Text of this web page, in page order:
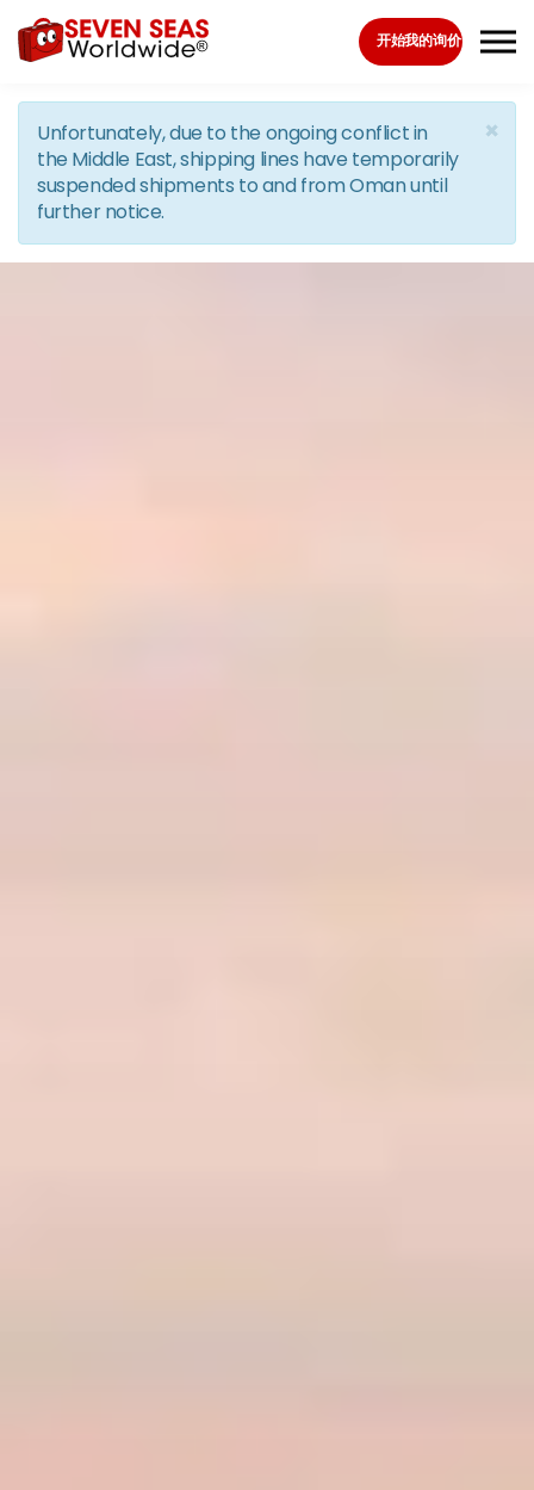
Skip to the content
开始我的询价
×
Unfortunately, due to the ongoing conflict in
the Middle East, shipping lines have temporarily
suspended shipments to and from Oman until
further notice.